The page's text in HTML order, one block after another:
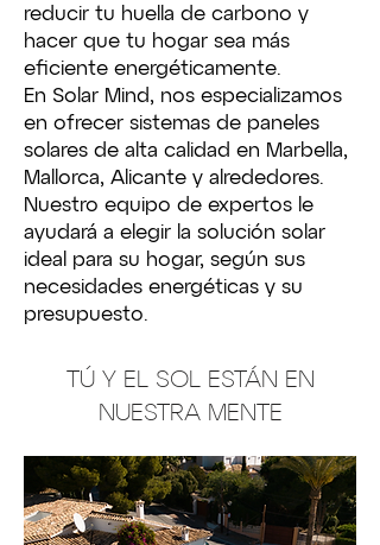
reducir tu huella de carbono y
hacer que tu hogar sea más
eficiente energéticamente.
En Solar Mind, nos especializamos
en ofrecer sistemas de paneles
solares de alta calidad en Marbella,
Mallorca, Alicante y alrededores.
Nuestro equipo de expertos le
ayudará a elegir la solución solar
ideal para su hogar, según sus
necesidades energéticas y su
presupuesto.
TÚ Y EL SOL ESTÁN EN
NUESTRA MENTE